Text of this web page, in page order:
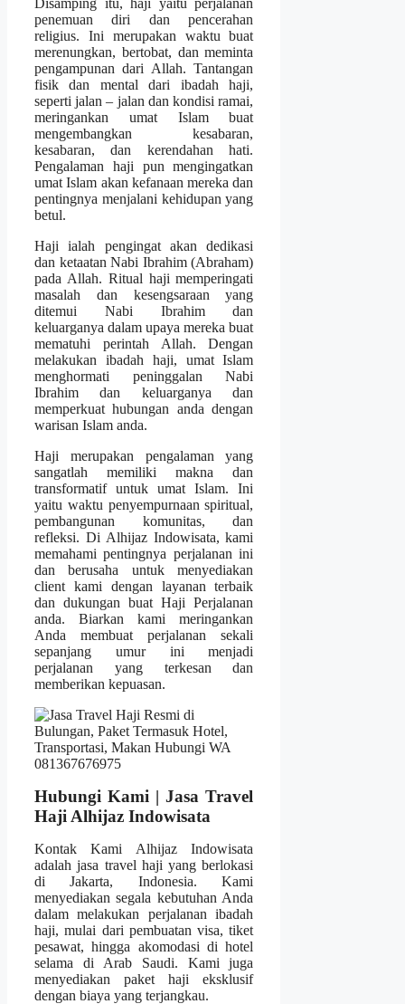
penemuan diri dan pencerahan
religius. Ini merupakan waktu buat
merenungkan, bertobat, dan meminta
pengampunan dari Allah. Tantangan
fisik dan mental dari ibadah haji,
seperti jalan – jalan dan kondisi ramai,
meringankan umat Islam buat
mengembangkan kesabaran,
kesabaran, dan kerendahan hati.
Pengalaman haji pun mengingatkan
umat Islam akan kefanaan mereka dan
pentingnya menjalani kehidupan yang
betul.
Haji ialah pengingat akan dedikasi
dan ketaatan Nabi Ibrahim (Abraham)
pada Allah. Ritual haji memperingati
masalah dan kesengsaraan yang
ditemui Nabi Ibrahim dan
keluarganya dalam upaya mereka buat
mematuhi perintah Allah. Dengan
melakukan ibadah haji, umat Islam
menghormati peninggalan Nabi
Ibrahim dan keluarganya dan
memperkuat hubungan anda dengan
warisan Islam anda.
Haji merupakan pengalaman yang
sangatlah memiliki makna dan
transformatif untuk umat Islam. Ini
yaitu waktu penyempurnaan spiritual,
pembangunan komunitas, dan
refleksi. Di Alhijaz Indowisata, kami
memahami pentingnya perjalanan ini
dan berusaha untuk menyediakan
client kami dengan layanan terbaik
dan dukungan buat Haji Perjalanan
anda. Biarkan kami meringankan
Anda membuat perjalanan sekali
sepanjang umur ini menjadi
perjalanan yang terkesan dan
memberikan kepuasan.
Hubungi Kami | Jasa Travel
Haji Alhijaz Indowisata
Kontak Kami Alhijaz Indowisata
adalah jasa travel haji yang berlokasi
di Jakarta, Indonesia. Kami
menyediakan segala kebutuhan Anda
dalam melakukan perjalanan ibadah
haji, mulai dari pembuatan visa, tiket
pesawat, hingga akomodasi di hotel
selama di Arab Saudi. Kami juga
menyediakan paket haji eksklusif
dengan biaya yang terjangkau.